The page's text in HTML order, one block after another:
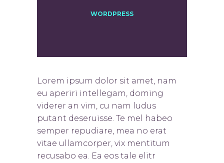
WORDPRESS
Lorem ipsum dolor sit amet, nam
eu aperiri intellegam, doming
viderer an vim, cu nam ludus
putant deseruisse. Te mel habeo
semper repudiare, mea no erat
vitae ullamcorper, vix mentitum
recusabo ea. Ea eos tale elitr